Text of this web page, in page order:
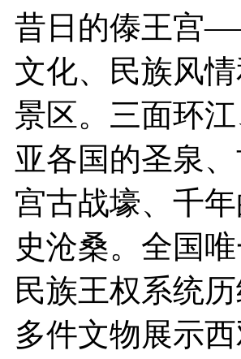
昔日的傣王宫
文化、民族风
景区。三面环
亚各国的圣泉
宫古战壕、千
史沧桑。全国
民族王权系统
多件文物展示